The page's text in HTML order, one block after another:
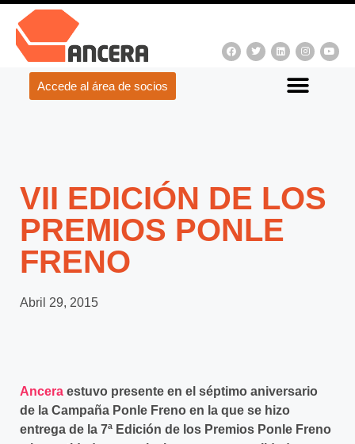
Accede al área de socios
VII EDICIÓN DE LOS
PREMIOS PONLE
FRENO
Abril 29, 2015
Ancera estuvo presente en el séptimo aniversario
de la Campaña Ponle Freno en la que se hizo
entrega de la 7ª Edición de los Premios Ponle Freno